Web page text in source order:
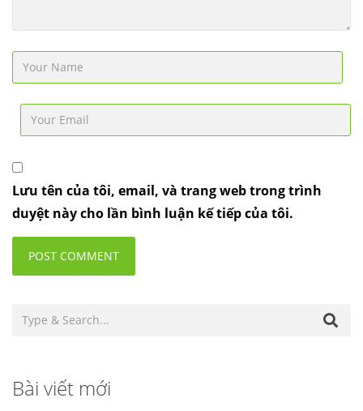
Lưu tên của tôi, email, và trang web trong trình
duyệt này cho lần bình luận kế tiếp của tôi.
Bài viết mới